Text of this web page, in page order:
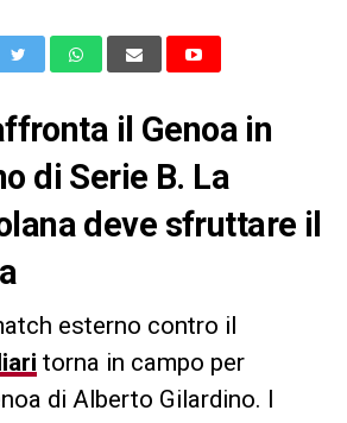
il Genoa in
di Serie B. La
deve sfruttare il
esterno contro il
torna in campo per
di Alberto Gilardino. I